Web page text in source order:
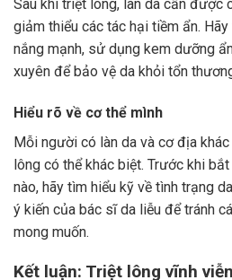
Sau khi triệt lông, làn da cần được
giảm thiểu các tác hại tiềm ẩn.
nắng mạnh, sử dụng kem dưỡng
xuyên để bảo vệ da khỏi tổn
Hiểu rõ về cơ thể mình
Mỗi người có làn da và cơ địa
lông có thể khác biệt. Trước khi
nào, hãy tìm hiểu kỹ về tình trạng
ý kiến của bác sĩ da liễu để tránh
mong muốn.
Kết luận: Triệt lông vĩnh